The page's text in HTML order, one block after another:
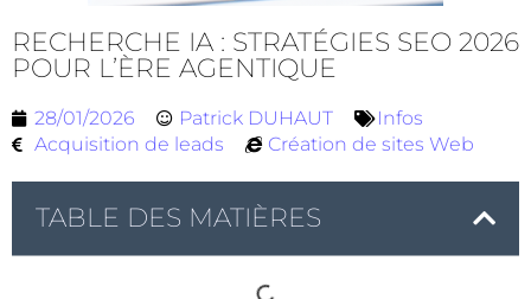
RECHERCHE IA : STRATÉGIES SEO 2026
POUR L’ÈRE AGENTIQUE
28/01/2026 Patrick DUHAUT
Infos
Acquisition de leads
Création de sites Web
TABLE DES MATIÈRES